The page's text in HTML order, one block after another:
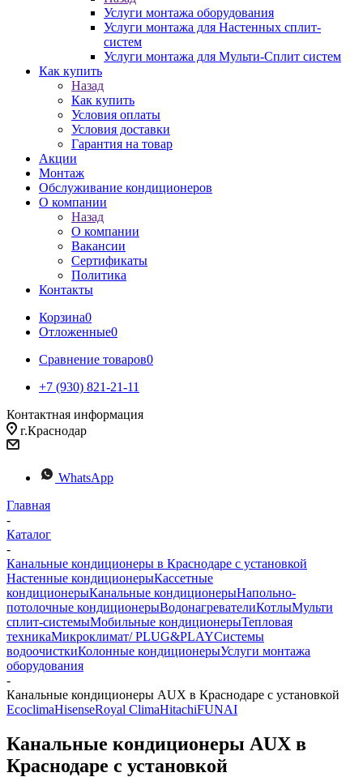
Услуги монтажа оборудования
Услуги монтажа для Настенных сплит-
систем
Услуги монтажа для Мульти-Сплит систем
Как купить
Назад
Как купить
Условия оплаты
Условия доставки
Гарантия на товар
Акции
Монтаж
Обслуживание кондиционеров
О компании
Назад
О компании
Вакансии
Сертификаты
Политика
Контакты
Корзина0
Отложенные0
Сравнение товаров0
+7 (930) 821-21-11
Контактная информация
г.Краснодар
WhatsApp
Главная
-
Каталог
-
Канальные кондиционеры в Краснодаре с установкой
Настенные кондиционерыКассетные
кондиционерыКанальные кондиционерыНапольно-
потолочные кондиционерыВодонагревателиКотлыМульти
сплит-системыМобильные кондиционерыТепловая
техникаМикроклимат/ PLUG&PLAYСистемы
водоочисткиКолонные кондиционерыУслуги монтажа
оборудования
-
Канальные кондиционеры AUX в Краснодаре с установкой
EcoclimaHisenseRoyal ClimaHitachiFUNAI
Канальные кондиционеры AUX в
Краснодаре с установкой